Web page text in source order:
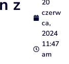
z
20
czerw
ca,
2024
11:47
am